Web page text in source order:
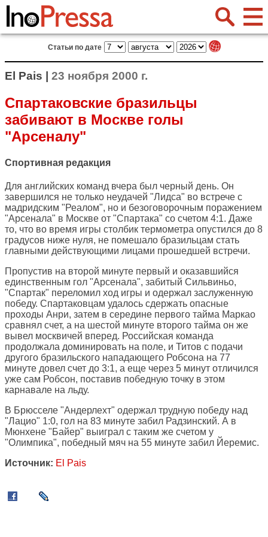
Статьи по дате
El Pais | 23 ноября 2000 г.
Спартаковские бразильцы
забивают в Москве голы
"Арсеналу"
Спортивная редакция
Для английских команд вчера был черный день. Он
завершился не только неудачей "Лидса" во встрече с
мадридским "Реалом", но и безоговорочным поражением
"Арсенала" в Москве от "Спартака" со счетом 4:1. Даже
то, что во время игры столбик термометра опустился до 8
градусов ниже нуля, не помешало бразильцам стать
главными действующими лицами прошедшей встречи.
Пропустив на второй минуте первый и оказавшийся
единственным гол "Арсенала", забитый Сильвиньо,
"Спартак" переломил ход игры и одержал заслуженную
победу. Спартаковцам удалось сдержать опасные
проходы Анри, затем в середине первого тайма Маркао
сравнял счет, а на шестой минуте второго тайма он же
вывел москвичей вперед. Российская команда
продолжала доминировать на поле, и Титов с подачи
другого бразильского нападающего Робсона на 77
минуте довел счет до 3:1, а еще через 5 минут отличился
уже сам Робсон, поставив победную точку в этом
карнавале на льду.
В Брюсселе "Андерлехт" одержал трудную победу над
"Лацио" 1:0, гол на 83 минуте забил Радзинский. А в
Мюнхене "Байер" выиграл с таким же счетом у
"Олимпика", победный мяч на 55 минуте забил Йеремис.
Источник: El Pais